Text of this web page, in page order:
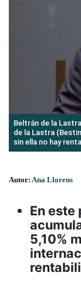
Beltrán de la
de la Lastra
sin ella no hay
Autor: Ana Llorens
En
5,10%